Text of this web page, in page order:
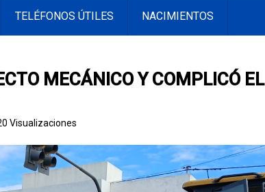
TELÉFONOS ÚTILES NACIMIENTOS
MECÁNICO Y COMPLICÓ EL
Visualizaciones